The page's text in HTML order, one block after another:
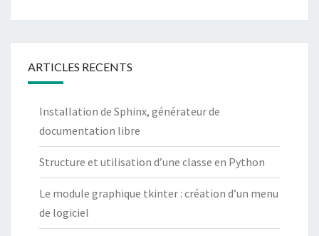
ARTICLES RECENTS
Installation de Sphinx, générateur de
documentation libre
Structure et utilisation d’une classe en Python
Le module graphique tkinter : création d’un menu
de logiciel